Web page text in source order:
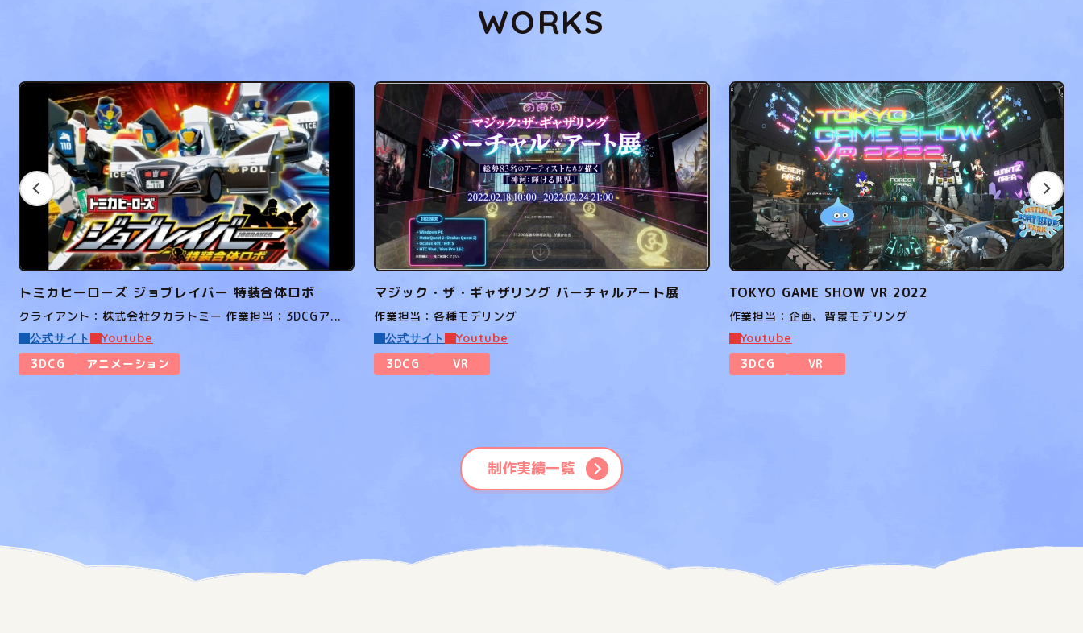
WORKS
トミカヒーローズ ジョブレイバー 特装合体ロボ
クライアント：株式会社タカラトミー 作業担当：3DCGア...
公式サイト Youtube
3DCG アニメーション
マジック・ザ・ギャザリング バーチャルアート展
作業担当：各種モデリング
公式サイト Youtube
3DCG VR
TOKYO GAME SHOW VR 2022
作業担当：企画、背景モデリング
Youtube
3DCG VR
制作実績一覧